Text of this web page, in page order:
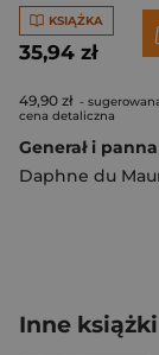
KSIĄŻKA
35,94 zł
49,90 zł -
cena detaliczna
Generał i panna
Daphne du
Inne książki